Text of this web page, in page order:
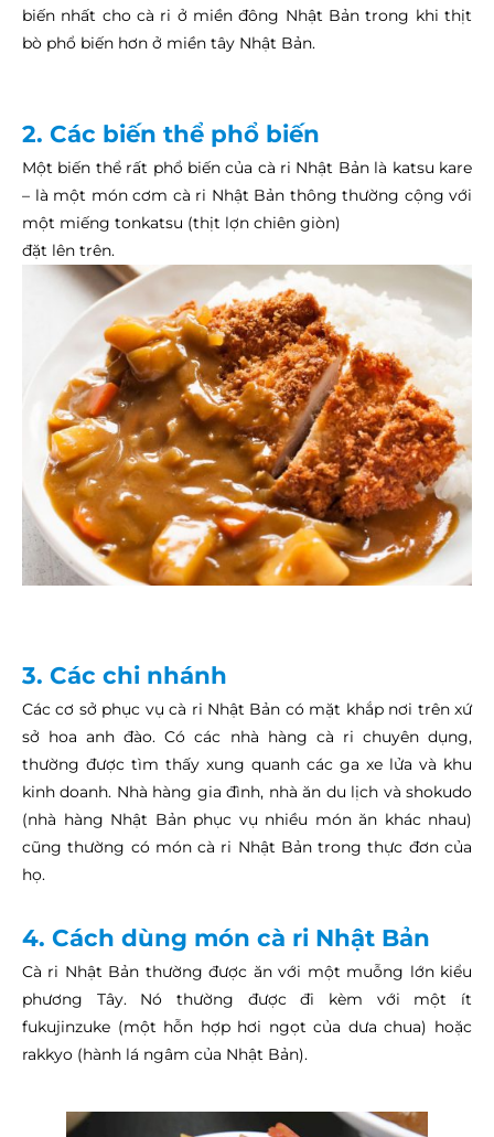
biến nhất cho cà ri ở miền đông Nhật Bản trong khi thịt
bò phổ biến hơn ở miền tây Nhật Bản.
2. Các biến thể phổ biến
Một biến thể rất phổ biến của cà ri Nhật Bản là katsu kare
– là một món cơm cà ri Nhật Bản thông thường cộng với
một miếng tonkatsu (thịt lợn chiên giòn)
đặt lên trên.
3. Các chi nhánh
Các cơ sở phục vụ cà ri Nhật Bản có mặt khắp nơi trên xứ
sở hoa anh đào. Có các nhà hàng cà ri chuyên dụng,
thường được tìm thấy xung quanh các ga xe lửa và khu
kinh doanh. Nhà hàng gia đình, nhà ăn du lịch và shokudo
(nhà hàng Nhật Bản phục vụ nhiều món ăn khác nhau)
cũng thường có món cà ri Nhật Bản trong thực đơn của
họ.
4. Cách dùng món cà ri Nhật Bản
Cà ri Nhật Bản thường được ăn với một muỗng lớn kiểu
phương Tây. Nó thường được đi kèm với một ít
fukujinzuke (một hỗn hợp hơi ngọt của dưa chua) hoặc
rakkyo (hành lá ngâm của Nhật Bản).